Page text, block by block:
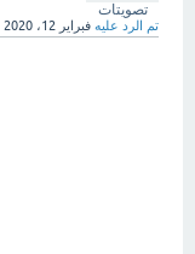
تصويتات
تم الرد عليه فبراير 12، 2020